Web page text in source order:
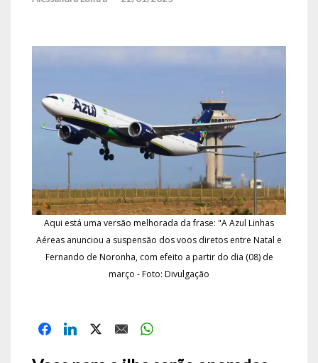
Aqui está uma versão melhorada da frase: "A Azul Linhas
Aéreas anunciou a suspensão dos voos diretos entre Natal e
Fernando de Noronha, com efeito a partir do dia (08) de
março - Foto: Divulgação